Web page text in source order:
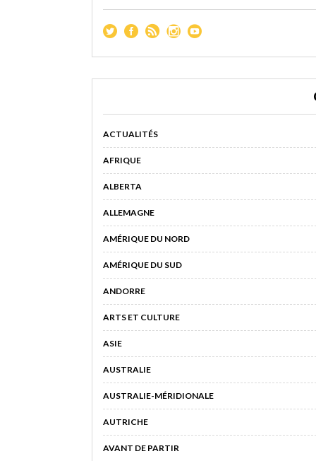
ACTUALITÉS
AFRIQUE
ALBERTA
ALLEMAGNE
AMÉRIQUE DU NORD
AMÉRIQUE DU SUD
ANDORRE
ARTS ET CULTURE
ASIE
AUSTRALIE
AUSTRALIE-MÉRIDIONALE
AUTRICHE
AVANT DE PARTIR